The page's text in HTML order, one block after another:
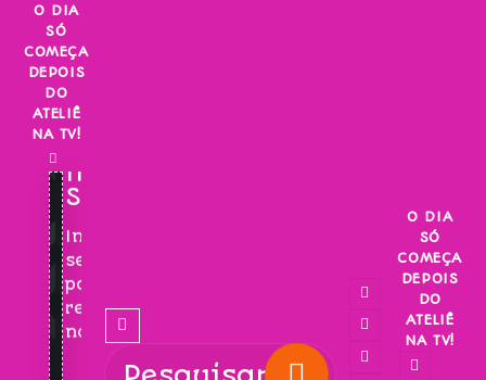
Skip
content
O DIA
SÓ
COMEÇA
DEPOIS
DO
ATELIÊ
NA TV!
INSCREVA-
SE!
Inscreva-
se
para
receber
novidades!
O DIA
SÓ
COMEÇA
DEPOIS
DO
ATELIÊ
NA TV!